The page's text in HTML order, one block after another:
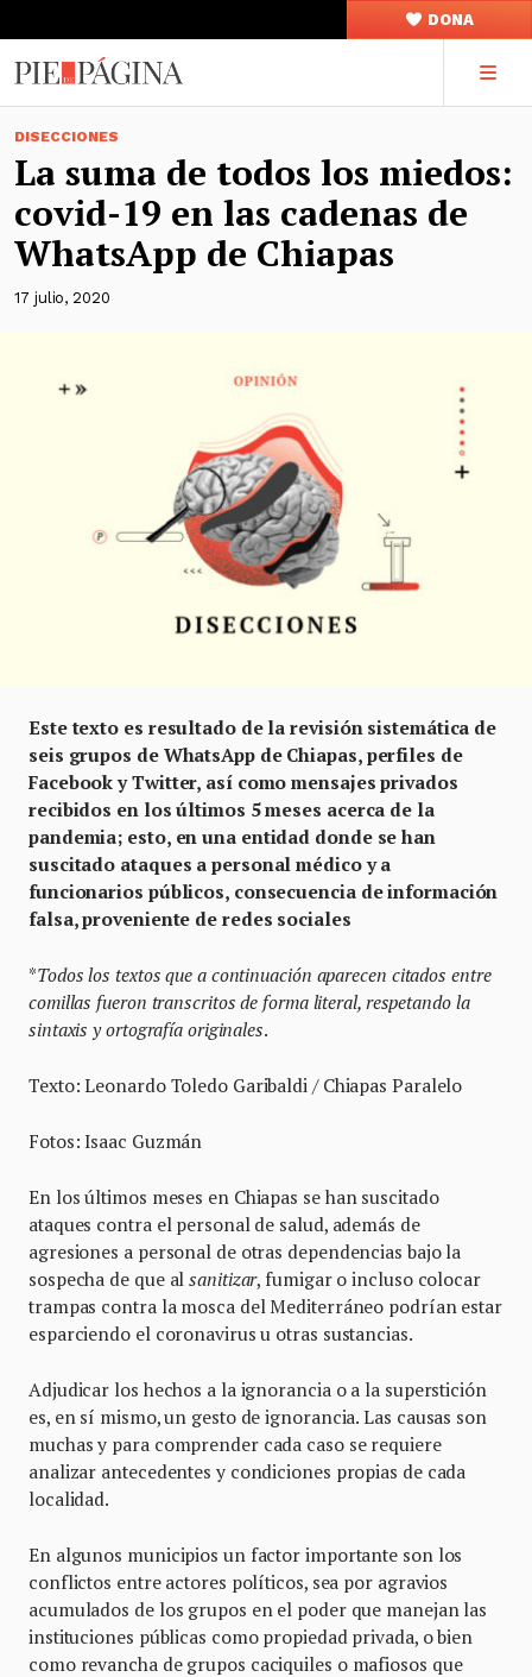
DONA
DISECCIONES
La suma de todos los miedos:
covid-19 en las cadenas de
WhatsApp de Chiapas
17 julio, 2020
Este texto es resultado de la revisión sistemática de
seis grupos de WhatsApp de Chiapas, perfiles de
Facebook y Twitter, así como mensajes privados
recibidos en los últimos 5 meses acerca de la
pandemia; esto, en una entidad donde se han
suscitado ataques a personal médico y a
funcionarios públicos, consecuencia de información
falsa, proveniente de redes sociales
*Todos los textos que a continuación aparecen citados entre
comillas fueron transcritos de forma literal, respetando la
sintaxis y ortografía originales.
Texto: Leonardo Toledo Garibaldi / Chiapas Paralelo
Fotos: Isaac Guzmán
En los últimos meses en Chiapas se han suscitado
ataques contra el personal de salud, además de
agresiones a personal de otras dependencias bajo la
sospecha de que alsanitizar, fumigar o incluso colocar
trampas contra la mosca del Mediterráneo podrían estar
esparciendo el coronavirus u otras sustancias.
Adjudicar los hechos a la ignorancia o a la superstición
es, en sí mismo, un gesto de ignorancia. Las causas son
muchas y para comprender cada caso se requiere
analizar antecedentes y condiciones propias de cada
localidad.
En algunos municipios un factor importante son los
conflictos entre actores políticos, sea por agravios
acumulados de los grupos en el poder que manejan las
instituciones públicas como propiedad privada, o bien
como revancha de grupos caciquiles o mafiosos que